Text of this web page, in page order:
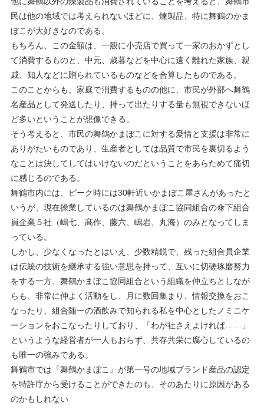
民は他の地域では考えられないほどに、煉製品、特に舞鶴のかま
ぼこが大好きなのである。
もちろん、この金額は、一般に小売店で買って一家のおかずとし
て消費するものと、中元、歳暮などを中心に遠く離れた家族、親
戚、知人などに贈られているものなどを合算したものである。
このことからも、家庭で消費するものの他に、市民が外部へ舞鶴
名産品として発送したり、持って出たりする量も無視できないほ
ど多いということが想像できる。
そう考えると、市民の舞鶴かまぼこに対する愛情と支援は非常に
ありがたいものであり、生産者としては品質で市民を裏切るよう
なことは決してしてはいけないのだということをあらためて痛切
に感じるのである。
舞鶴市内には、ピーク時には30軒近いかまぼこ屋さんがあったと
いうが、現在操業しているのは舞鶴かまぼこ協同組合の傘下組合
員企業５社（嶋七、髙作、藤六、嶋岩、丸海）のみとなってしま
っている。
しかし、少なくなったとはいえ、少数精鋭で、残った組合員企業
は伝統の技術を継承する強い意思を持って、互いに切磋琢磨努力
をする一方、舞鶴かまぼこ協同組合という組織を仲立ちとしなが
らも、非常に仲よく活動をし、月に数回集まり、情報交換をおこ
なったり、組合随一の酒飲みで知られる私を中心としたノミニケ
ーションをおこなったりしており、「わが社さえよければ……」
というような経営者が一人もおらず、共存共栄に腐心しているの
も唯一の強みである。
舞鶴市では『舞鶴かまぼこ』が第一号の地域ブランド産品の認定
を特許庁から受けることができたのも、そのあたりに原因がある
のかもしれない